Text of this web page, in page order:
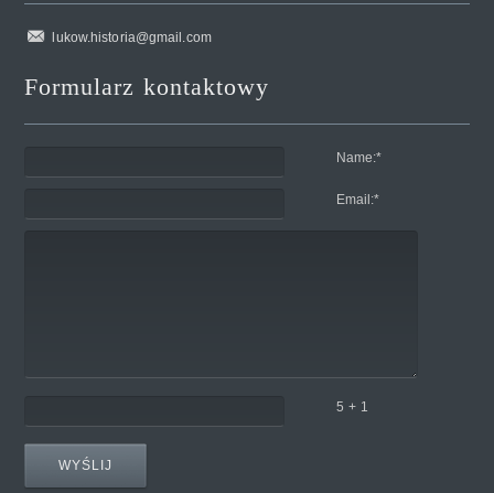
lukow.historia@gmail.com
Formularz kontaktowy
Name:*
Email:*
5 + 1